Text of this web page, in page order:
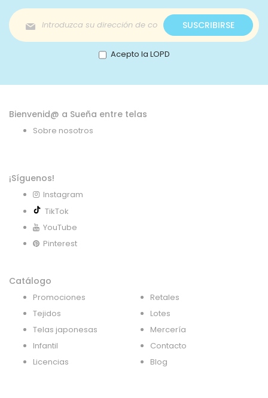
Inscríbase
a
nuestro
boletín
de
SUSCRIBIRSE
Acepto la LOPD
Bienvenid@ a Sueña entre telas
Sobre nosotros
¡Síguenos!
Instagram
TikTok
YouTube
Pinterest
Catálogo
Promociones
Tejidos
Telas japonesas
Infantil
Licencias
Retales
Lotes
Mercería
Contacto
Blog